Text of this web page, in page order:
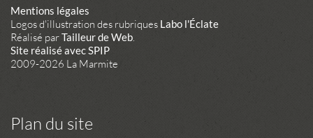
Mentions légales
Logos d'illustration des rubriques Labo l'Éclate
Réalisé parTailleur de Web.
Site réalisé avec SPIP
2009-2026 La Marmite
Plan du site